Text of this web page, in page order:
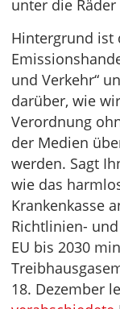
unter die
Hintergrund ist
und Verkehr“
darüber, wie
Verordnung
der Medien
werden. Sagt
wie das
Krankenkasse
Richtlinien-
EU bis 2030
18. Dezember